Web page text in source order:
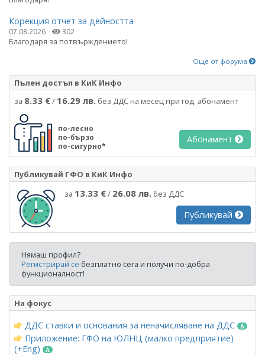
Корекция отчет за дейността
07.08.2026 302
Благодаря за потвърждението!
Още от форума
Пълен достъп в КиК Инфо
за 8.33 €/ 16.29 лв. без ДДС на месец при год. абонамент
по-лесно
по-бързо
по-сигурно*
Абонамент
Публикувай ГФО в КиК Инфо
за 13.33 €/ 26.08 лв. без ДДС
Публикувай
Нямаш профил?
Регистрирай се безплатно сега и получи по-добра
функционалност!
На фокус
ДДС ставки и основания за неначисляване на ДДС
Приложение: ГФО на ЮЛНЦ (малко предприятие)
(+Eng)